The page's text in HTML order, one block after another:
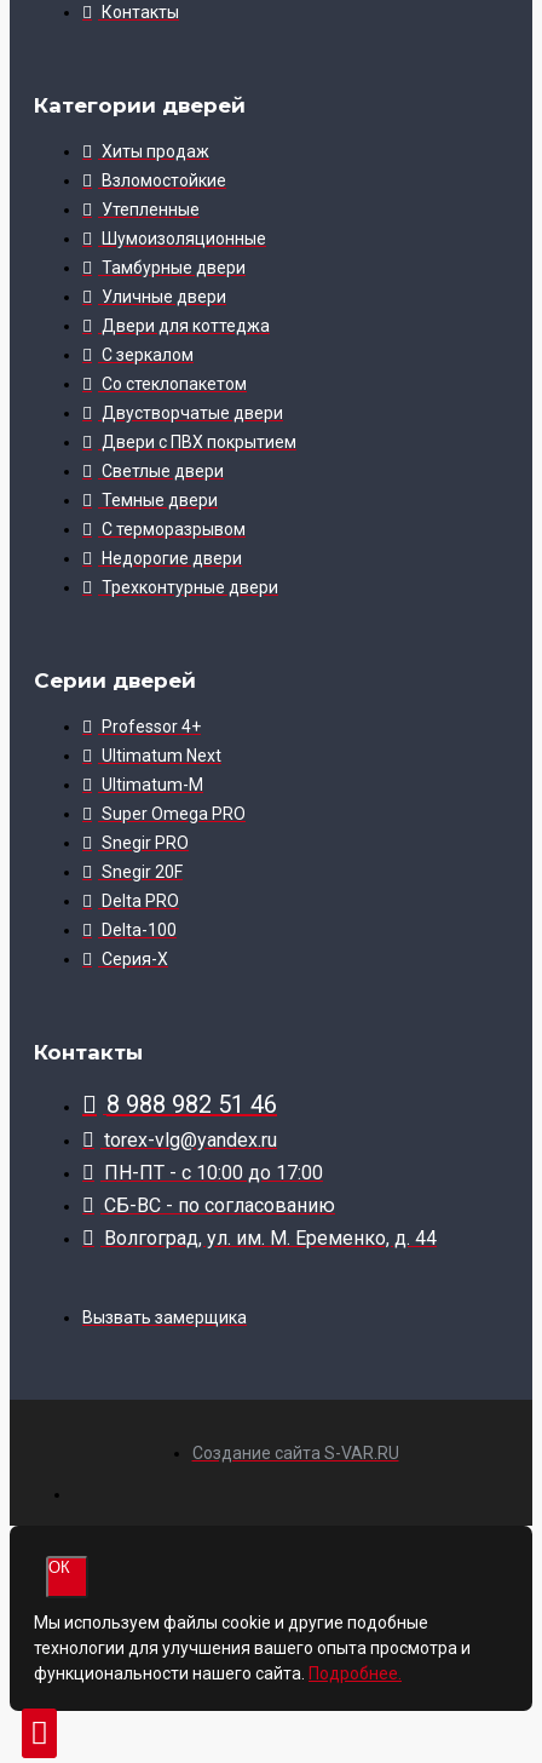
Контакты
Категории дверей
Хиты продаж
Взломостойкие
Утепленные
Шумоизоляционные
Тамбурные двери
Уличные двери
Двери для коттеджа
С зеркалом
Со стеклопакетом
Двустворчатые двери
Двери с ПВХ покрытием
Светлые двери
Темные двери
С терморазрывом
Недорогие двери
Трехконтурные двери
Серии дверей
Professor 4+
Ultimatum Next
Ultimatum-M
Super Omega PRO
Snegir PRO
Snegir 20F
Delta PRO
Delta-100
Серия-X
Контакты
8 988 982 51 46
torex-vlg@yandex.ru
ПН-ПТ - с 10:00 до 17:00
СБ-ВС - по согласованию
Волгоград, ул. им. М. Еременко, д. 44
Вызвать замерщика
Создание сайта S-VAR.RU
ОК
Мы используем файлы cookie и другие подобные
технологии для улучшения вашего опыта просмотра и
функциональности нашего сайта. Подробнее.